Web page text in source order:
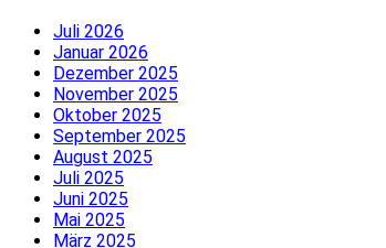
Juli 2026
Januar 2026
Dezember 2025
November 2025
Oktober 2025
September 2025
August 2025
Juli 2025
Juni 2025
Mai 2025
März 2025